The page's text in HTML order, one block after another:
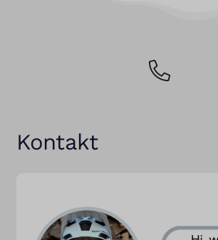
Kontakt